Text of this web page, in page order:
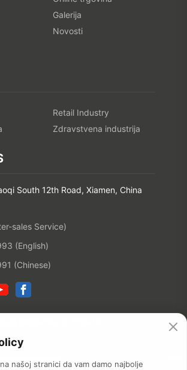
Galerija
Novosti
Retail Industry
Zdravstvena industrija
South 12th Road, Xiamen, China
sales Service)
(English)
(Chinese)
našoj stranici da vam damo najbolje